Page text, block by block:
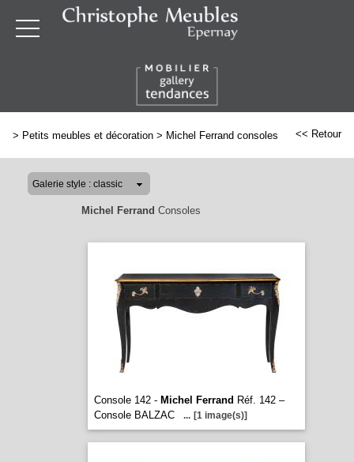
> Petits meubles et décoration > Michel Ferrand consoles << Retour
Michel Ferrand Consoles
Console 142 - Michel Ferrand Réf. 142 –
Console BALZAC
... [1 image(s)]